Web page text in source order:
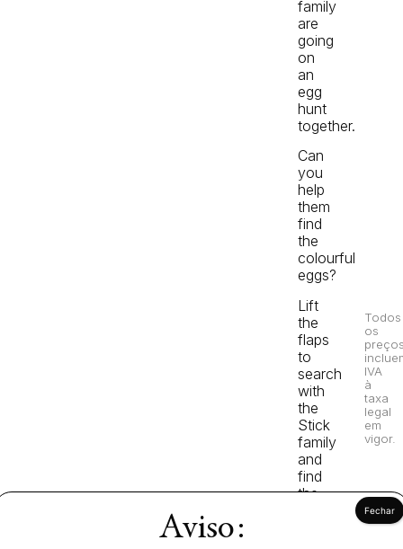
family
are
going
on
an
egg
hunt
together.
Can
you
help
them
find
the
colourful
eggs?
Lift
the
flaps
to
search
with
the
Stick
family
and
find
the
Todos
os
IVA
à
taxa
legal
em
vigor.
Aviso: